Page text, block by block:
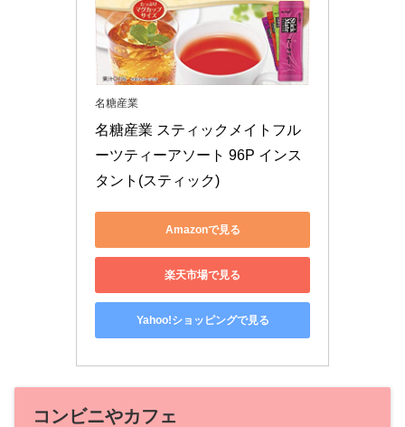
名糖産業
名糖産業 スティックメイトフル
ーツティーアソート 96P インス
タント(スティック)
Amazonで見る
楽天市場で見る
Yahoo!ショッピングで見る
コンビニやカフェ